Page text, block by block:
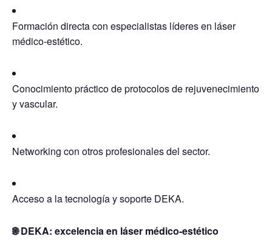
Formación directa con especialistas líderes en láser
médico-estético.
Conocimiento práctico de protocolos de rejuvenecimiento
y vascular.
Networking con otros profesionales del sector.
Acceso a la tecnología y soporte DEKA.
🌐 DEKA: excelencia en láser médico-estético